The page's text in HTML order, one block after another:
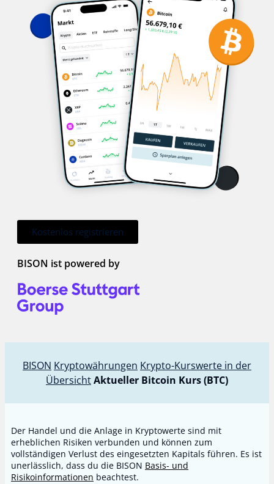
Kostenlos registrieren
BISON ist powered by
BISON Kryptowährungen Krypto-Kurswerte in der
ÜbersichtAktueller Bitcoin Kurs (BTC)
Der Handel und die Anlage in Kryptowerte sind mit
erheblichen Risiken verbunden und können zum
vollständigen Verlust des eingesetzten Kapitals führen. Es ist
unerlässlich, dass du die BISON Basis- und
Risikoinformationen beachtest.